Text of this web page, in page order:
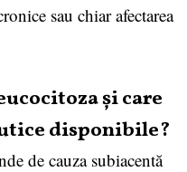
sau chiar afectarea
și care
disponibile?
de cauza subiacentă